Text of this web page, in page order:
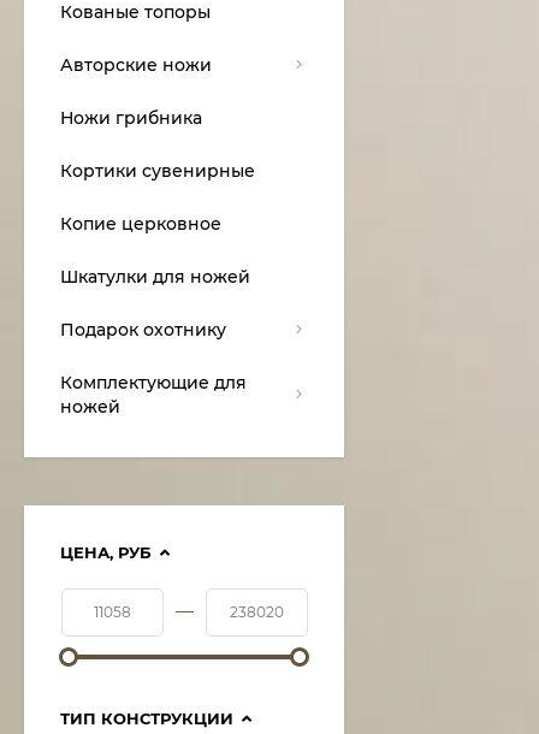
Кованые топоры
Авторские ножи
Ножи грибника
Кортики сувенирные
Копие церковное
Шкатулки для ножей
Подарок охотнику
Комплектующие для
ножей
ЦЕНА, РУБ
—
ТИП КОНСТРУКЦИИ